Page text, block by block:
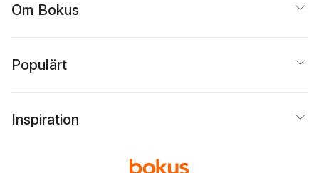
Om Bokus
Populärt
Inspiration